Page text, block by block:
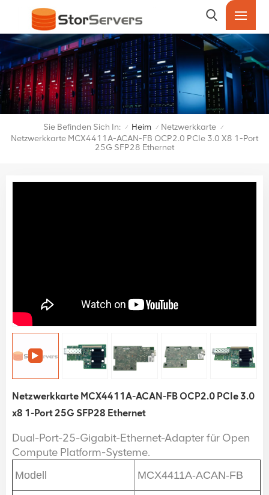
Sie Befinden Sich In: / Heim / Netzwerkkarte /
Netzwerkkarte MCX4411A-ACAN-FB OCP2.0 PCIe 3.0 X8 1-Port
25G SFP28 Ethernet
Netzwerkkarte MCX4411A-ACAN-FB OCP2.0 PCIe 3.0
x8 1-Port 25G SFP28 Ethernet
Dual-Port-25-Gigabit-Ethernet-Adapter für Open
Compute Platform-Systeme.
Modell MCX4411A-ACAN-FB